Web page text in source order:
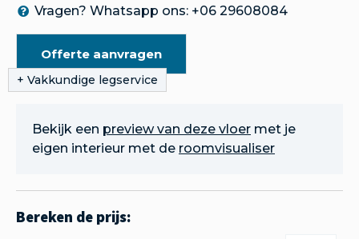
Vragen? Whatsapp ons: +06 29608084
Offerte aanvragen
Bekijk een preview van deze vloer met je
eigen interieur met de roomvisualiser